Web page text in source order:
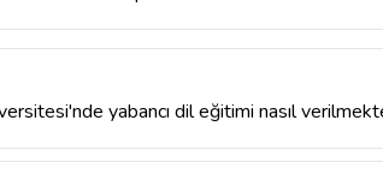
yabancı dil eğitimi nasıl
öğrencilerine İngilizce, Almanca,